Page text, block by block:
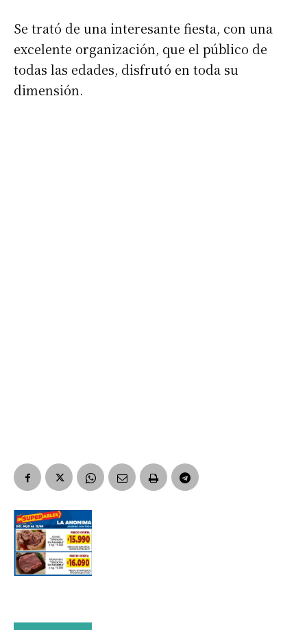
Suscribirme gratis
Se trató de una interesante fiesta, con una
excelente organización, que el público de
todas las edades, disfrutó en toda su
dimensión.